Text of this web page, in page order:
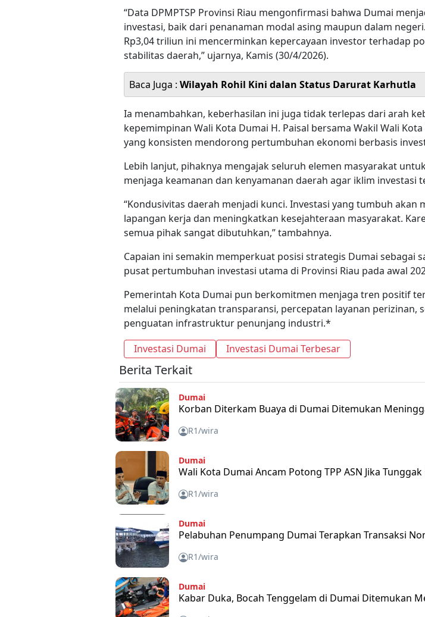
“Data DPMPTSP Provinsi Riau mengonfirmasi bahwa Dumai
investasi, baik dari penanaman modal asing maupun dalam
Rp3,04 triliun ini mencerminkan kepercayaan investor terhadap
stabilitas daerah,” ujarnya, Kamis (30/4/2026).
Baca Juga : Wilayah Rohil Kini dalan Status Darurat Karhutla
Ia menambahkan, keberhasilan ini juga tidak terlepas dari arah
kepemimpinan Wali Kota Dumai H. Paisal bersama Wakil Wali
yang konsisten mendorong pertumbuhan ekonomi berbasis
Lebih lanjut, pihaknya mengajak seluruh elemen masyarakat
menjaga keamanan dan kenyamanan daerah agar iklim investasi
“Kondusivitas daerah menjadi kunci. Investasi yang tumbuh akan
lapangan kerja dan meningkatkan kesejahteraan masyarakat.
semua pihak sangat dibutuhkan,” tambahnya.
Capaian ini semakin memperkuat posisi strategis Dumai sebagai
pusat pertumbuhan investasi utama di Provinsi Riau pada awal
Pemerintah Kota Dumai pun berkomitmen menjaga tren positif
melalui peningkatan transparansi, percepatan layanan perizinan,
penguatan infrastruktur penunjang industri.*
Investasi Dumai
Investasi Dumai Terbesar
Berita Terkait
Dumai
Korban Diterkam Buaya di Dumai Ditemukan
R1/wira
Dumai
Wali Kota Dumai Ancam Potong TPP ASN Jika Tunggak
R1/wira
Dumai
Pelabuhan Penumpang Dumai Terapkan Transaksi
R1/wira
Dumai
Kabar Duka, Bocah Tenggelam di Dumai Ditemukan